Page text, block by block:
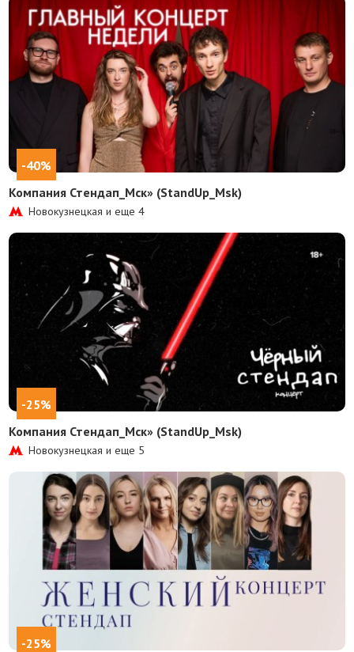
-40%
Компания Стендап_Мск» (StandUp_Msk)
Новокузнецкая и еще4
-25%
Компания Стендап_Мск» (StandUp_Msk)
Новокузнецкая и еще 5
-25%